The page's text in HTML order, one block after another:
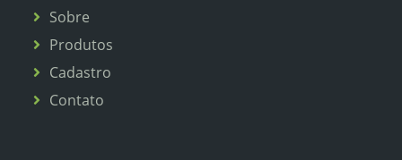
Sobre
Produtos
Cadastro
Contato